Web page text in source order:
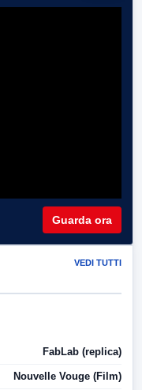
Guarda ora
VEDI TUTTI
FabLab (replica)
Nouvelle Vouge (Film)